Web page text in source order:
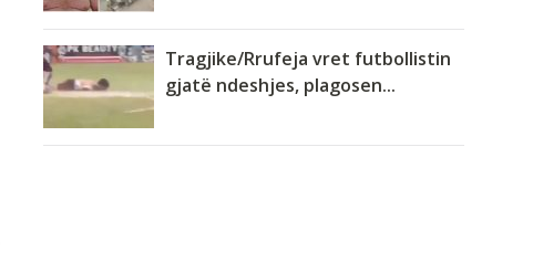
Tragjike/Rrufeja vret futbollistin
gjatë ndeshjes, plagosen...